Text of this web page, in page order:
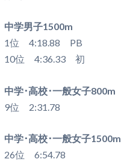
中学男子1500m
1位 4:18.88 PB
10位 4:36.33 初
中学･高校･一般女子800m
9位 2:31.78
中学･高校･一般女子1500m
26位 6:54.78